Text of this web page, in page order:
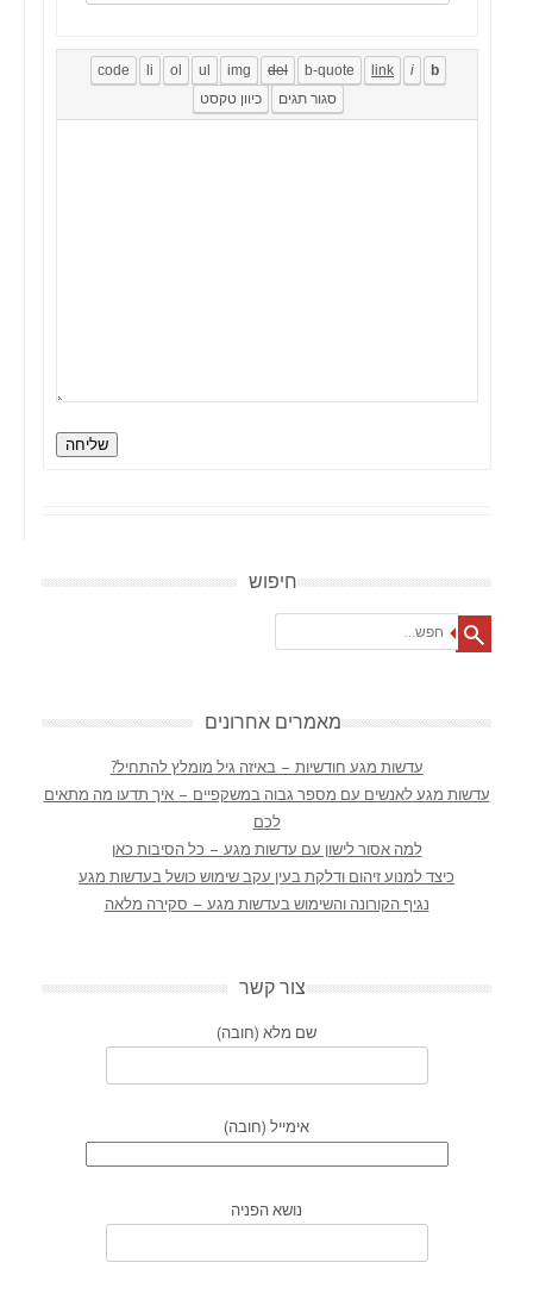
שליחה
חיפוש
מאמרים אחרונים
עדשות מגע חודשיות – באיזה גיל מומלץ להתחיל?
עדשות מגע לאנשים עם מספר גבוה במשקפיים – איך תדעו מה מתאים
לכם
למה אסור לישון עם עדשות מגע – כל הסיבות כאן
כיצד למנוע זיהום ודלקת בעין עקב שימוש כושל בעדשות מגע
נגיף הקורונה והשימוש בעדשות מגע – סקירה מלאה
צור קשר
שם מלא (חובה)
אימייל (חובה)
נושא הפניה